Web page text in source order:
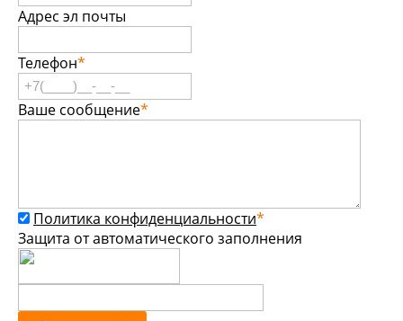
Адрес эл почты
Телефон*
Ваше сообщение*
Политика конфиденциальности*
Защита от автоматического заполнения